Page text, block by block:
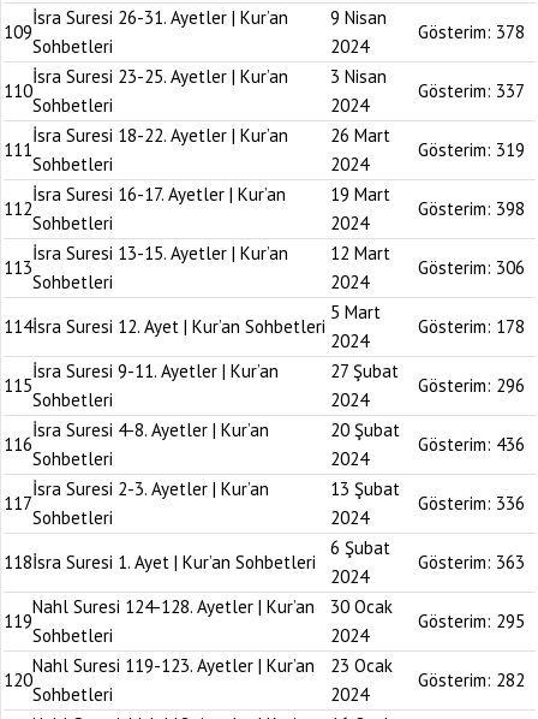
109
İsra Suresi 26-31. Ayetler | Kur’an
Sohbetleri
9 Nisan
2024
Gösterim: 378
110
İsra Suresi 23-25. Ayetler | Kur’an
Sohbetleri
3 Nisan
2024
Gösterim: 337
111
İsra Suresi 18-22. Ayetler | Kur’an
Sohbetleri
26 Mart
2024
Gösterim: 319
112
İsra Suresi 16-17. Ayetler | Kur’an
Sohbetleri
19 Mart
2024
Gösterim: 398
113
İsra Suresi 13-15. Ayetler | Kur’an
Sohbetleri
12 Mart
2024
Gösterim: 306
114İsra Suresi 12. Ayet | Kur’an Sohbetleri
5 Mart
2024
Gösterim: 178
115
İsra Suresi 9-11. Ayetler | Kur’an
Sohbetleri
27 Şubat
2024
Gösterim: 296
116
İsra Suresi 4-8. Ayetler | Kur’an
Sohbetleri
20 Şubat
2024
Gösterim: 436
117
İsra Suresi 2-3. Ayetler | Kur’an
Sohbetleri
13 Şubat
2024
Gösterim: 336
118İsra Suresi 1. Ayet | Kur’an Sohbetleri
6 Şubat
2024
Gösterim: 363
119
Nahl Suresi 124-128. Ayetler | Kur’an
Sohbetleri
30 Ocak
2024
Gösterim: 295
120
Nahl Suresi 119-123. Ayetler | Kur’an
Sohbetleri
23 Ocak
2024
Gösterim: 282